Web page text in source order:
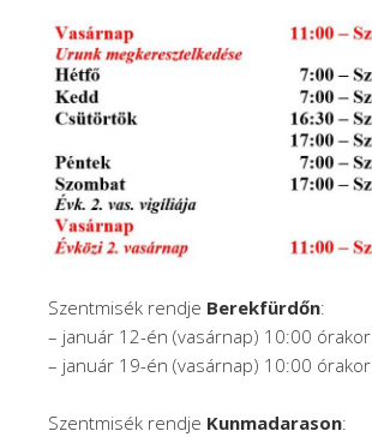
Szentmisék rendje Berekfürdőn:
– január 12-én (vasárnap) 10:00 órakor
– január 19-én (vasárnap) 10:00 órakor
Szentmisék rendje Kunmadarason: